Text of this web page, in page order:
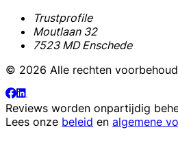
Trustprofile
Moutlaan 32
7523 MD Enschede
© 2026 Alle rechten
Reviews worden onpartijdig
Lees onze beleid en algemene